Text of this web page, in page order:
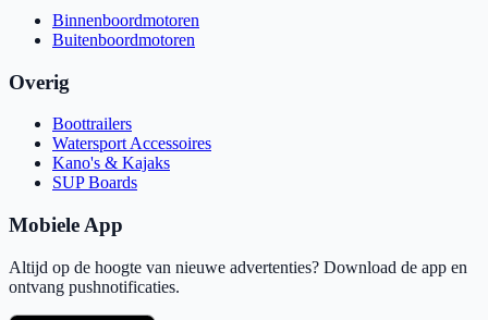
Binnenboordmotoren
Buitenboordmotoren
Overig
Boottrailers
Watersport Accessoires
Kano's & Kajaks
SUP Boards
Mobiele App
Altijd op de hoogte van nieuwe advertenties? Download de app en
ontvang pushnotificaties.